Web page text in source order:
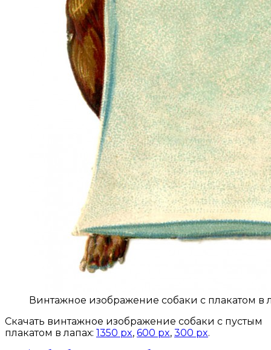
Винтажное изображение собаки с плакатом в
Скачать винтажное изображение собаки с пустым
плакатом в лапах: 1350 px, 600 px, 300 px.